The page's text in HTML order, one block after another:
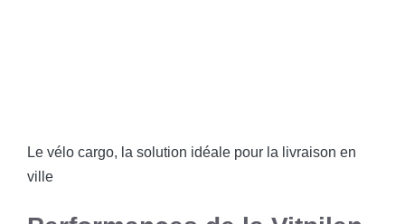
Le vélo cargo, la solution idéale pour la livraison en
ville